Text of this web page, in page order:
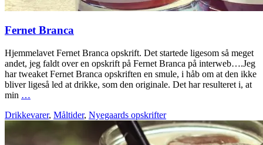
Fernet Branca
Hjemmelavet Fernet Branca opskrift. Det startede ligesom så meget
andet, jeg faldt over en opskrift på Fernet Branca på interweb….Jeg
har tweaket Fernet Branca opskriften en smule, i håb om at den ikke
bliver ligeså led at drikke, som den originale. Det har resulteret i, at
min …
Drikkevarer, Måltider, Nyegaards opskrifter